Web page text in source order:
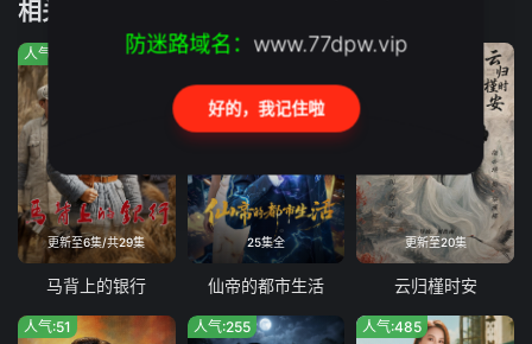
第22集
第25集 第26集
第27集 第28集
第29集 第30集
第31集 第32集
相关推荐
更新至6集/共29集
人气:427
马背上的银行
25集全
人气:562
仙帝的都市生活
更新至20集
人气:883
云归槿时安
人气:51 人气:255 人气:485
防迷路域名： www.77dpw.vip
好的，我记住啦